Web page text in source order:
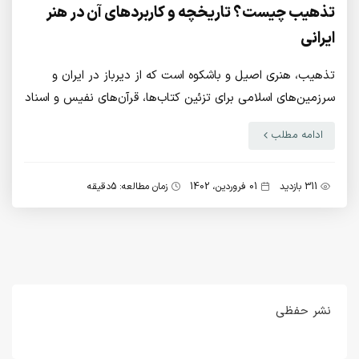
تذهیب چیست؟ تاریخچه و کاربردهای آن در هنر
ایرانی
تذهیب، هنری اصیل و باشکوه است که از دیرباز در ایران و
سرزمین‌های اسلامی برای تزئین کتاب‌ها، قرآن‌های نفیس و اسناد
ادامه مطلب
311 بازدید 01 فروردین، 1402 زمان مطالعه: 5دقیقه
نشر حفظی